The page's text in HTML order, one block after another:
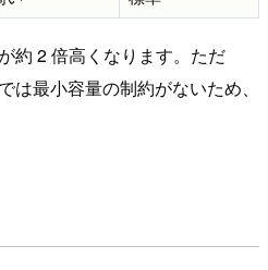
約 2 倍高くなります。ただ
は最小容量の制約がないため、